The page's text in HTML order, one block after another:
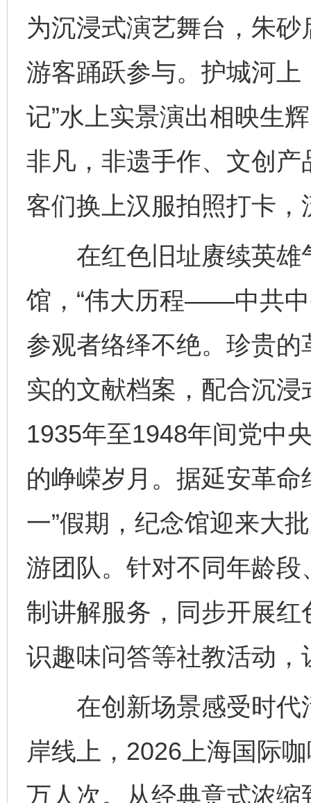
为沉浸式演艺舞台，朱
游客踊跃参与。护城河上
记”水上实景演出相映生
非凡，非遗手作、文创
客们换上汉服拍照打卡，
在红色旧址赓续英雄
馆，“伟大历程——中共中
参观者络绎不绝。珍贵
实的文献档案，配合沉
1935年至1948年间党中
的峥嵘岁月。据延安革
一”假期，纪念馆迎来大
游团队。针对不同年龄
制讲解服务，同步开展
识趣味问答等社教活动
在创新场景感受时代
岸线上，2026上海国际
万人次。从经典意式浓